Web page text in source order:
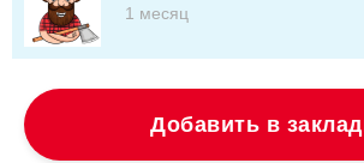
1 месяц
Добавить в